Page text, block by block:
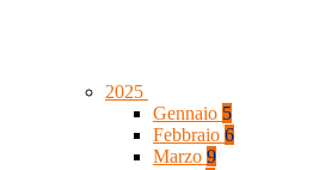
2025
Gennaio 5
Febbraio 6
Marzo 9